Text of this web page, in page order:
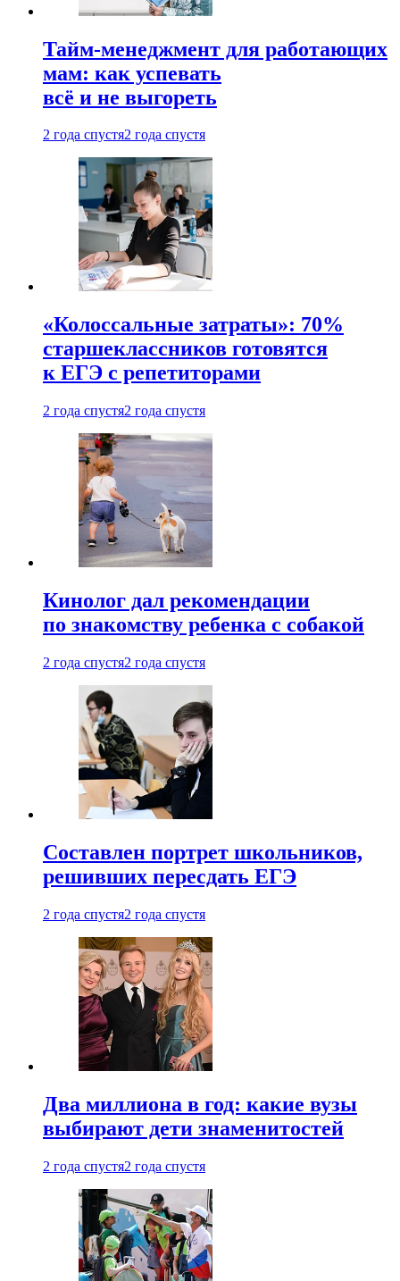
Тайм-менеджмент для работающих
мам: как успевать
всё и не выгореть
2 года спустя2 года спустя
«Колоссальные затраты»: 70%
старшеклассников готовятся
к ЕГЭ с репетиторами
2 года спустя2 года спустя
Кинолог дал рекомендации
по знакомству ребенка с собакой
2 года спустя2 года спустя
Составлен портрет школьников,
решивших пересдать ЕГЭ
2 года спустя2 года спустя
Два миллиона в год: какие вузы
выбирают дети знаменитостей
2 года спустя2 года спустя